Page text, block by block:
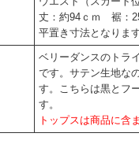
丈：約94ｃｍ 裾：
平置き寸法となりま
ベリーダンスのトラ
です。サテン生地な
す。こちらは黒とフ
す。
トップスは商品に含